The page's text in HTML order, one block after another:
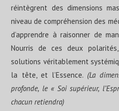
réintègrent des dimensions
niveau de compréhension des
d’apprendre à raisonner de
Nourris de ces deux
solutions véritablement
la tête, et l’Essence. (La
profonde, le « Soi supérieur,
chacun retiendra)